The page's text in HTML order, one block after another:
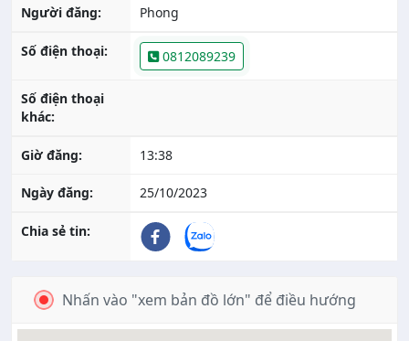
Người đăng: Phong
Số điện thoại: 0812089239
Số điện thoại
khác:
Giờ đăng: 13:38
Ngày đăng: 25/10/2023
Chia sẻ tin:
Nhấn vào "xem bản đồ lớn" để điều hướng